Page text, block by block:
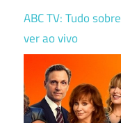
ABC TV: Tudo
ver ao vivo